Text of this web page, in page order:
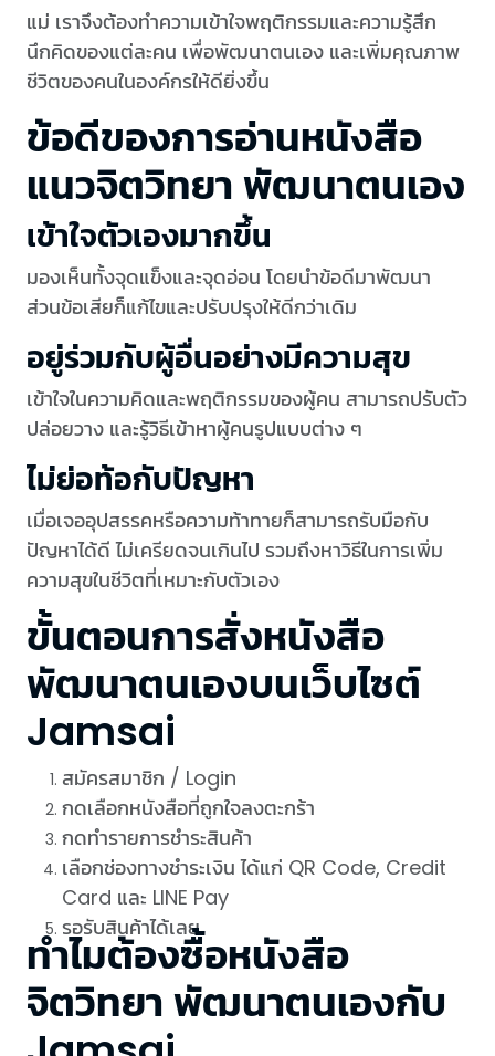
แม่ เราจึงต้องทำความเข้าใจพฤติกรรมและความรู้สึก
นึกคิดของแต่ละคน เพื่อพัฒนาตนเอง และเพิ่มคุณภาพ
ชีวิตของคนในองค์กรให้ดียิ่งขึ้น
ข้อดีของการอ่านหนังสือ
แนวจิตวิทยา พัฒนาตนเอง
เข้าใจตัวเองมากขึ้น
มองเห็นทั้งจุดแข็งและจุดอ่อน โดยนำข้อดีมาพัฒนา
ส่วนข้อเสียก็แก้ไขและปรับปรุงให้ดีกว่าเดิม
อยู่ร่วมกับผู้อื่นอย่างมีความสุข
เข้าใจในความคิดและพฤติกรรมของผู้คน สามารถปรับตัว
ปล่อยวาง และรู้วิธีเข้าหาผู้คนรูปแบบต่าง ๆ
ไม่ย่อท้อกับปัญหา
เมื่อเจออุปสรรคหรือความท้าทายก็สามารถรับมือกับ
ปัญหาได้ดี ไม่เครียดจนเกินไป รวมถึงหาวิธีในการเพิ่ม
ความสุขในชีวิตที่เหมาะกับตัวเอง
ขั้นตอนการสั่งหนังสือ
พัฒนาตนเองบนเว็บไซต์
Jamsai
สมัครสมาชิก / Login
กดเลือกหนังสือที่ถูกใจลงตะกร้า
กดทำรายการชำระสินค้า
เลือกช่องทางชำระเงิน ได้แก่ QR Code, Credit
Card และ LINE Pay
รอรับสินค้าได้เลย
ทำไมต้องซื้อหนังสือ
จิตวิทยา พัฒนาตนเองกับ